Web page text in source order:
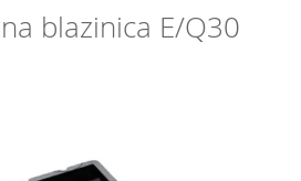
blazinica E/Q30